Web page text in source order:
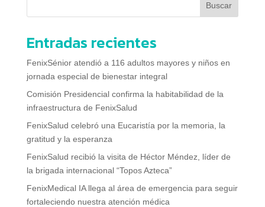
Buscar
Entradas recientes
FenixSénior atendió a 116 adultos mayores y niños en
jornada especial de bienestar integral
Comisión Presidencial confirma la habitabilidad de la
infraestructura de FenixSalud
FenixSalud celebró una Eucaristía por la memoria, la
gratitud y la esperanza
FenixSalud recibió la visita de Héctor Méndez, líder de
la brigada internacional “Topos Azteca”
FenixMedical IA llega al área de emergencia para seguir
fortaleciendo nuestra atención médica